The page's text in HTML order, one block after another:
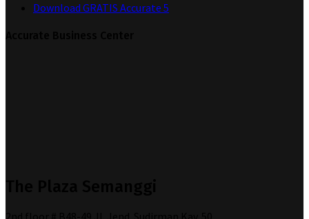
Download GRATIS Accurate 5